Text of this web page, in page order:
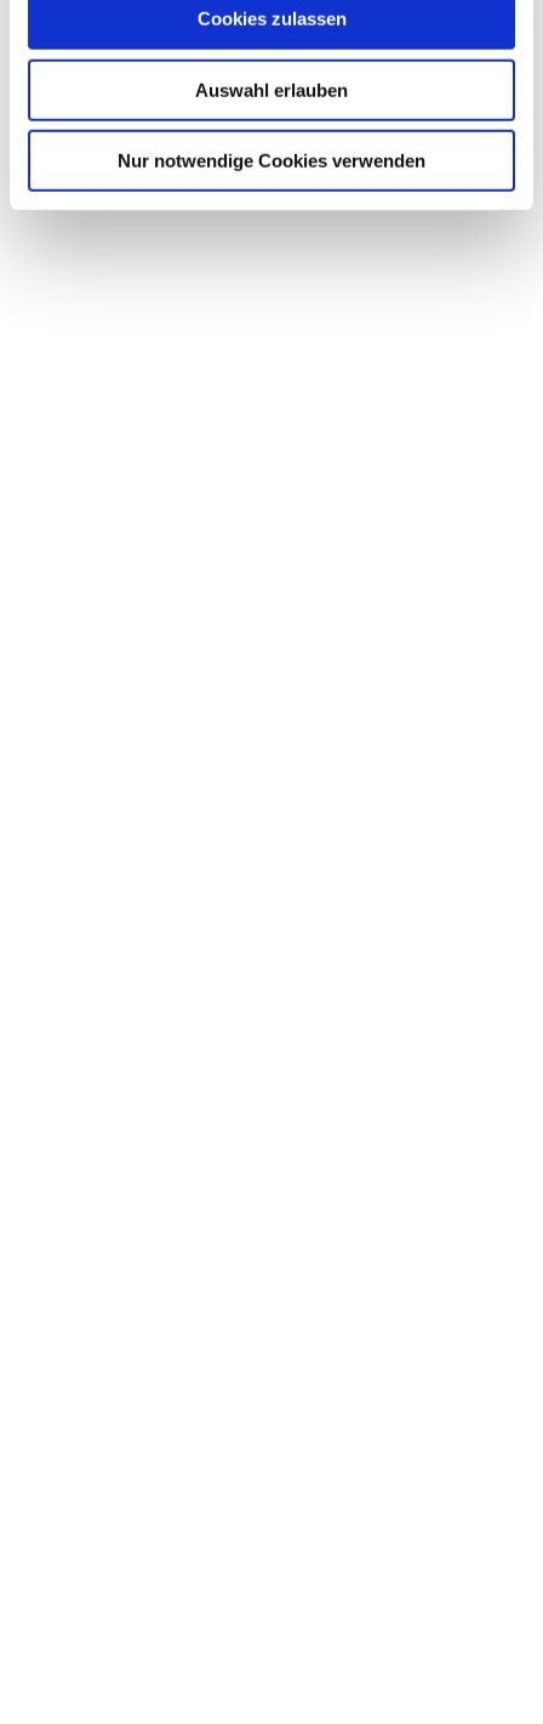
Cookies zulassen
Auswahl erlauben
Nur notwendige Cookies verwenden